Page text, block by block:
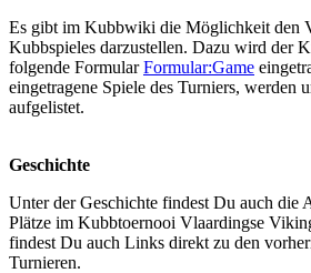
Es gibt im Kubbwiki die Möglichkeit den
Kubbspieles darzustellen. Dazu wird der
folgende FormularFormular:Game
eingetragene Spiele des Turniers, werden
aufgelistet.
Geschichte
Unter der Geschichte findest Du auch die
Plätze im Kubbtoernooi Vlaardingse
findest Du auch Links direkt zu den
Turnieren.